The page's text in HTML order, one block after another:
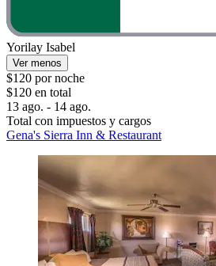
Yorilay Isabel
Ver menos
$120 por noche
$120 en total
13 ago. - 14 ago.
Total con impuestos y cargos
Gena's Sierra Inn & Restaurant